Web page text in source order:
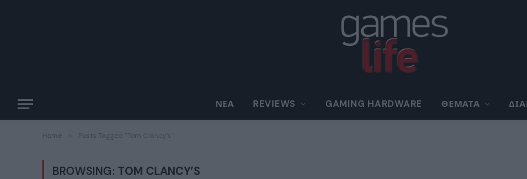
ΝΈΑ REVIEWS GAMING HARDWARE ΘΈΜΑΤΑ
Home Posts Tagged "Tom Clancy’s"
BROWSING: TOM CLANCY’S